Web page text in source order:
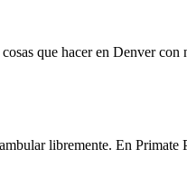
que hacer en Denver
libremente. En